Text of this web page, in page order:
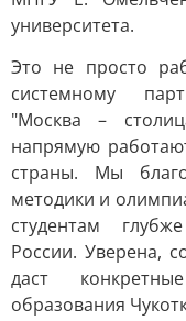
университета.
Это не просто
системному
"Москва –
напрямую
страны. Мы
методики и
студентам
России. Уверена,
даст
образования